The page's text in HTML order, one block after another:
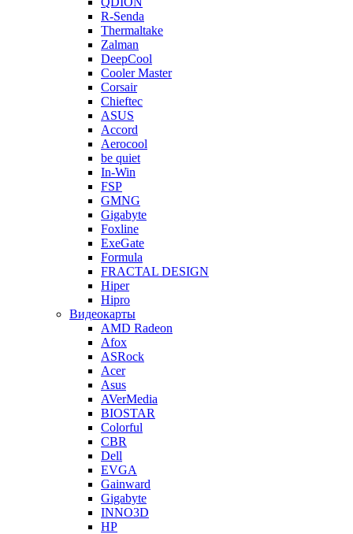
R-Senda
Thermaltake
Zalman
DeepCool
Cooler Master
Corsair
Chieftec
ASUS
Accord
Aerocool
be quiet
In-Win
FSP
GMNG
Gigabyte
Foxline
ExeGate
Formula
FRACTAL DESIGN
Hiper
Hipro
Видеокарты
AMD Radeon
Afox
ASRock
Acer
Asus
AVerMedia
BIOSTAR
Colorful
CBR
Dell
EVGA
Gainward
Gigabyte
INNO3D
HP